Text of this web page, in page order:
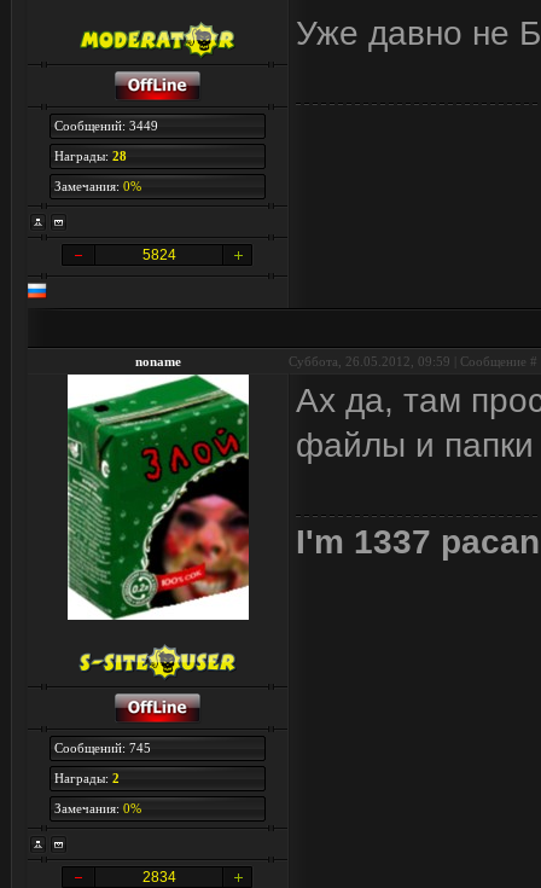
Сообщений: 3449
Награды: 28
Замечания: 0%
5824
Уже давно не
noname Суббота, 26.05.2012, 09:59 | Сообщение #
Сообщений: 745
Награды: 2
Замечания: 0%
2834
Ах да, там
файлы и папки
I'm 1337 pacan